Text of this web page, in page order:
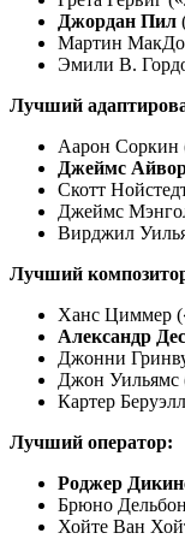
Джордан Пил
Мартин
Эмили В.
Лучший
Аарон
Джеймс
Скотт
Джеймс
Вирджил
Лучший
Ханс Циммер
Александр
Джонни
Джон Уильямс
Картер
Лучший оператор:
Роджер
Брюно
Хойте Ван